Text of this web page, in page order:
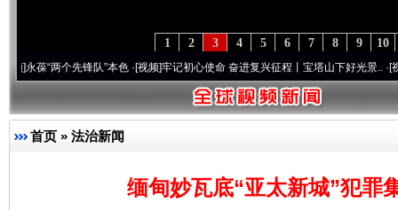
10
9
8
7
6
5
4
3
2
1
个先锋队”本色·[视频]牢记初心使命 奋进复兴征程丨宝塔山下好光景..·[视频]因党
首页 » 法治新闻
缅甸妙瓦底“亚太新城”犯罪